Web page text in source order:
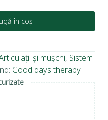
în coș
și mușchi, Sistem
Good days therapy